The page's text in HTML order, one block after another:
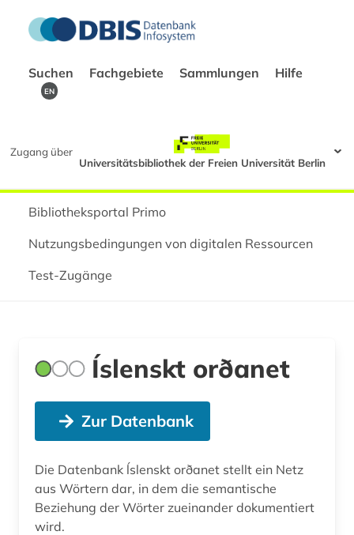
Suchen Fachgebiete Sammlungen Hilfe
EN
Zugang über
Universitätsbibliothek der Freien Universität Berlin
Bibliotheksportal Primo
Nutzungsbedingungen von digitalen Ressourcen
Test-Zugänge
Íslenskt orðanet
Zur Datenbank
Die Datenbank ĺslenskt orðanet stellt ein Netz
aus Wörtern dar, in dem die semantische
Beziehung der Wörter zueinander dokumentiert
wird.